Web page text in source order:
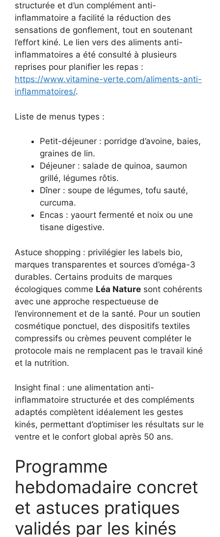
structurée et d’un complément anti-
inflammatoire a facilité la réduction des
sensations de gonflement, tout en soutenant
l’effort kiné. Le lien vers des aliments anti-
inflammatoires a été consulté à plusieurs
reprises pour planifier les repas :
https://www.vitamine-verte.com/aliments-anti-
inflammatoires/.
Liste de menus types :
Petit-déjeuner : porridge d’avoine, baies,
graines de lin.
Déjeuner : salade de quinoa, saumon
grillé, légumes rôtis.
Dîner : soupe de légumes, tofu sauté,
curcuma.
Encas : yaourt fermenté et noix ou une
tisane digestive.
Astuce shopping : privilégier les labels bio,
marques transparentes et sources d’oméga-3
durables. Certains produits de marques
écologiques comme Léa Nature sont cohérents
avec une approche respectueuse de
l’environnement et de la santé. Pour un soutien
cosmétique ponctuel, des dispositifs textiles
compressifs ou crèmes peuvent compléter le
protocole mais ne remplacent pas le travail kiné
et la nutrition.
Insight final : une alimentation anti-
inflammatoire structurée et des compléments
adaptés complètent idéalement les gestes
kinés, permettant d’optimiser les résultats sur le
ventre et le confort global après 50 ans.
Programme
hebdomadaire concret
et astuces pratiques
validés par les kinés